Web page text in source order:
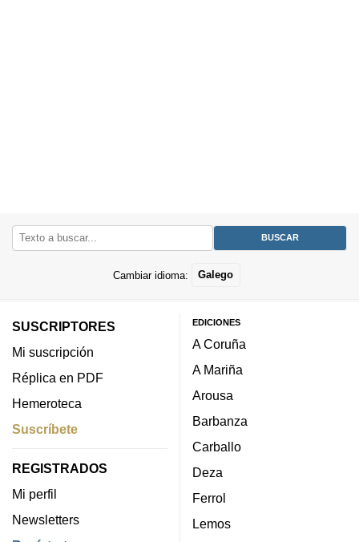
Cambiar idioma: Galego
SUSCRIPTORES
Mi suscripción
Réplica en PDF
Hemeroteca
Suscríbete
REGISTRADOS
Mi perfil
Newsletters
EDICIONES
A Coruña
A Mariña
Arousa
Barbanza
Carballo
Deza
Ferrol
Lemos